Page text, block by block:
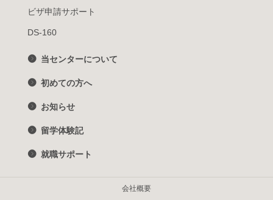
ビザ申請サポート
DS-160
当センターについて
初めての方へ
お知らせ
留学体験記
就職サポート
会社概要